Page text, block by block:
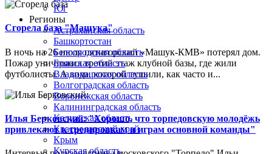
Сгорела база "Машука"
В ночь на 26 июля пятигорский «Машук-КМВ» потерял дом.
Пожар уничтожил третий этаж клубной базы, где жили
футболисты. А вода, которой тушили, как часто и...
Илья Берковский: "Хорошо, что торпедовскую молодёжь
привлекают к тренировкам и играм основной команды"
Юг
Регионы
Астраханская область
Башкортостан
Белгородская область
Брянская область
Владимирская область
Волгоградская область
Воронежская область
Калининградская область
Калужская область
Краснодарский край
Крым
Курская область